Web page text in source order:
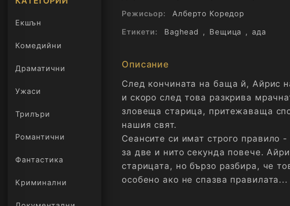
Екшън
Комедийни
Драматични
Ужаси
Трилъри
онлайн
Романтични
Фантастика
Криминални
Режисьор:
Алберто Коредор
Етикети:
Baghead , Вещица , ада
Описание
След кончината на баща й, Айрис
и скоро след това разкрива
зловеща старица, притежаваща
нашия свят.
Сеансите си имат строго правило
за две и нито секунда повече.
старицата, но бързо разбира, че
особено ако не спазва правилата...